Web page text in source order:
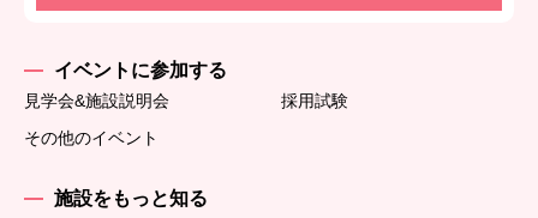
イベントに参加する
見学会&施設説明会
採用試験
その他のイベント
施設をもっと知る